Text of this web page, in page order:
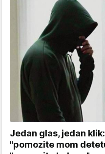
Jedan glas, jedan
"pomozite mom